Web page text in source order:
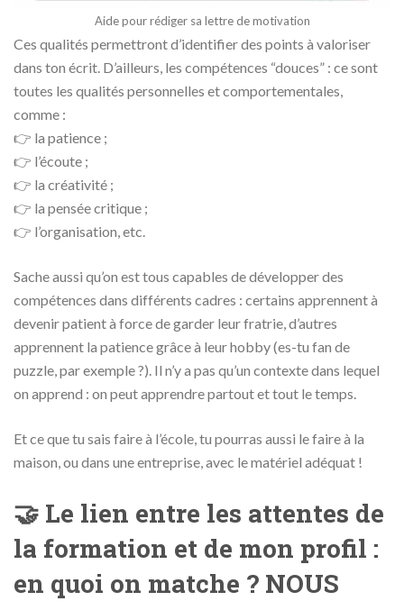
Aide pour rédiger sa lettre de motivation
Ces qualités permettront d’identifier des points à valoriser
dans ton écrit. D’ailleurs, les compétences “douces” : ce sont
toutes les qualités personnelles et comportementales,
comme :
👉 la patience ;
👉 l’écoute ;
👉 la créativité ;
👉 la pensée critique ;
👉 l’organisation, etc.
Sache aussi qu’on est tous capables de développer des
compétences dans différents cadres : certains apprennent à
devenir patient à force de garder leur fratrie, d’autres
apprennent la patience grâce à leur hobby (es-tu fan de
puzzle, par exemple ?). Il n’y a pas qu’un contexte dans lequel
on apprend : on peut apprendre partout et tout le temps.
Et ce que tu sais faire à l’école, tu pourras aussi le faire à la
maison, ou dans une entreprise, avec le matériel adéquat !
🤝 Le lien entre les attentes de
la formation et de mon profil :
en quoi on matche ? NOUS